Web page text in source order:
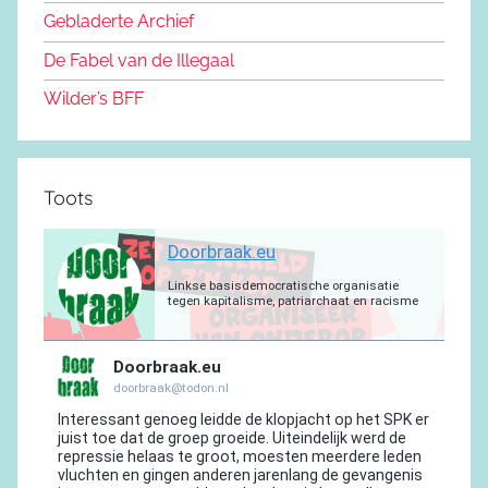
n
m
o
o
Gebladerte Archief
De Fabel van de Illegaal
Wilder’s BFF
Toots